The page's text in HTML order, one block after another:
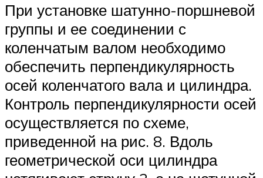
При установке шатунно-поршневой
группы и ее соединении с
коленчатым валом необходимо
обеспечить перпендикулярность
осей коленчатого вала и цилиндра.
Контроль перпендикулярности осей
осуществляется по схеме,
приведенной на рис. 8. Вдоль
геометрической оси цилиндра